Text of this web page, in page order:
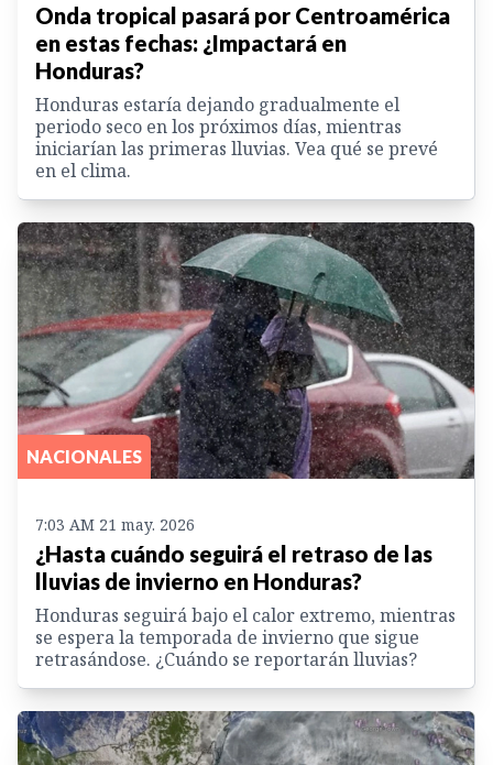
Onda tropical pasará por Centroamérica
en estas fechas: ¿Impactará en
Honduras?
Honduras estaría dejando gradualmente el
periodo seco en los próximos días, mientras
iniciarían las primeras lluvias. Vea qué se prevé
en el clima.
NACIONALES
7:03 AM 21 may. 2026
¿Hasta cuándo seguirá el retraso de las
lluvias de invierno en Honduras?
Honduras seguirá bajo el calor extremo, mientras
se espera la temporada de invierno que sigue
retrasándose. ¿Cuándo se reportarán lluvias?